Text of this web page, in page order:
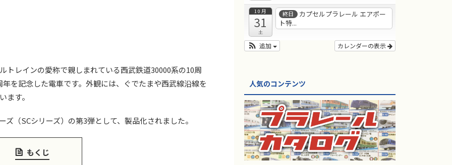
トレインの愛称で親しまれている西武鉄道30000系の10周
を記念した電車です。外観には、ぐでたまや西武線沿線を
ます。
（SCシリーズ）の第3弾として、製品化されました。
もくじ
10月
31
土
終日
カプセルプラレール エアポー
ト特...
カレンダーの表示
追加
人気のコンテンツ